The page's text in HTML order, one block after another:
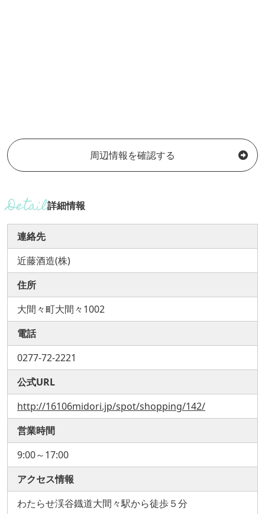
周辺情報を確認する
詳細情報
連絡先
近藤酒造(株)
住所
大間々町大間々1002
電話
0277-72-2221
公式URL
http://16106midori.jp/spot/shopping/142/
営業時間
9:00～17:00
アクセス情報
わたらせ渓谷鐡道大間々駅から徒歩５分